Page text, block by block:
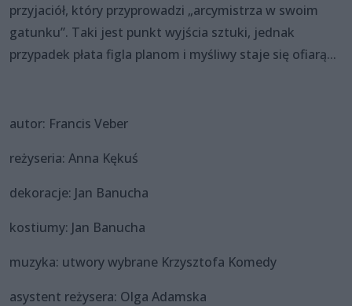
przyjaciół, który przyprowadzi „arcymistrza w swoim
gatunku”. Taki jest punkt wyjścia sztuki, jednak
przypadek płata figla planom i myśliwy staje się ofiarą...
autor: Francis Veber
reżyseria: Anna Kękuś
dekoracje: Jan Banucha
kostiumy: Jan Banucha
muzyka: utwory wybrane Krzysztofa Komedy
asystent reżysera: Olga Adamska